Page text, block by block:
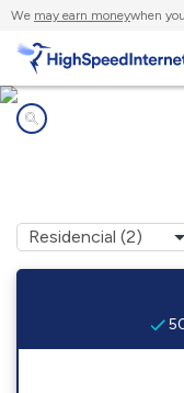
We may earn moneywhen